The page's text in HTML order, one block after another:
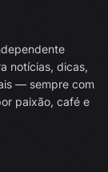
notícias, dicas,
— sempre com
paixão, café e